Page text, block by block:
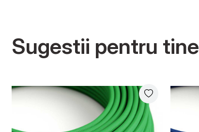
Sugestii pentru tine